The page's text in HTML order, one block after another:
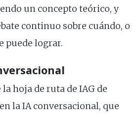
un concepto teórico, y
continuo sobre cuándo, o
puede lograr.
hoja de ruta de IAG de
la IA conversacional, que